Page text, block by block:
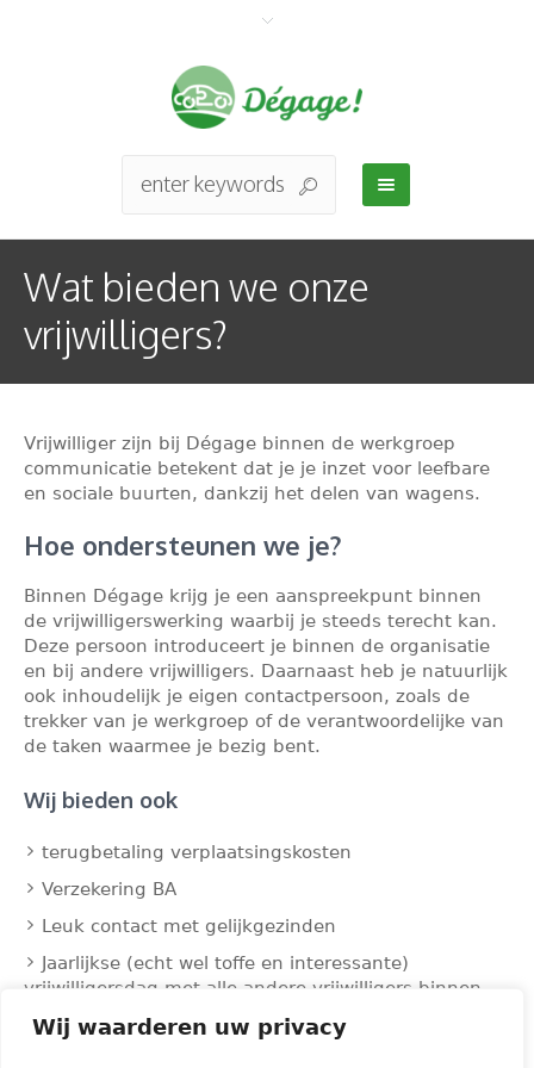
Wij waarderen uw privacy
Wat bieden we onze
vrijwilligers?
Vrijwilliger zijn bij Dégage binnen de werkgroep
communicatie betekent dat je je inzet voor leefbare
en sociale buurten, dankzij het delen van wagens.
Hoe ondersteunen we je?
Binnen Dégage krijg je een aanspreekpunt binnen
de vrijwilligerswerking waarbij je steeds terecht kan.
Deze persoon introduceert je binnen de organisatie
en bij andere vrijwilligers. Daarnaast heb je natuurlijk
ook inhoudelijk je eigen contactpersoon, zoals de
trekker van je werkgroep of de verantwoordelijke van
de taken waarmee je bezig bent.
Wij bieden ook
terugbetaling verplaatsingskosten
Verzekering BA
Leuk contact met gelijkgezinden
Jaarlijkse (echt wel toffe en interessante)
vrijwilligersdag met alle andere vrijwilligers binnen
Dégage!